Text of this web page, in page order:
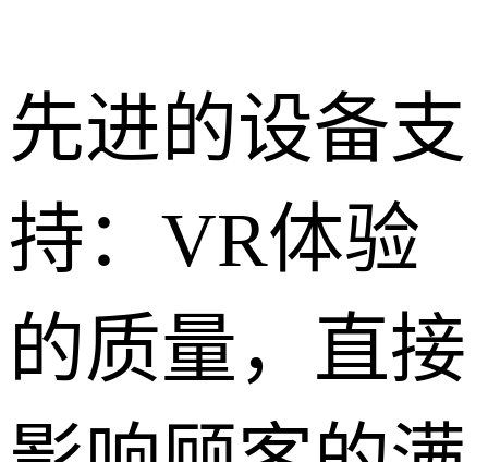
先进的设备支
持：VR体验
的质量，直接